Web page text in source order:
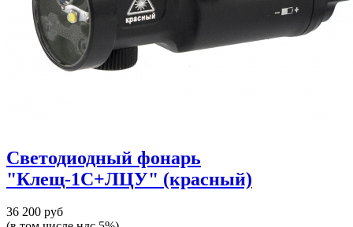
Светодиодный фонарь
"Клещ-1С+ЛЦУ" (красный)
36 200 руб